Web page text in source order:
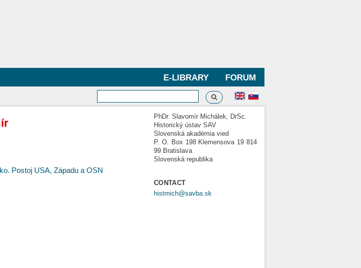
FORUM
E-LIBRARY
Search form
Search
Postoj USA, Západu a OSN
PhDr. Slavomír Michálek, DrSc.
Historický ústav SAV
Slovenská akadémia vied
P. O. Box 198 Klemensova 19 814
99 Bratislava
Slovenská republika
CONTACT
histmich@savba.sk